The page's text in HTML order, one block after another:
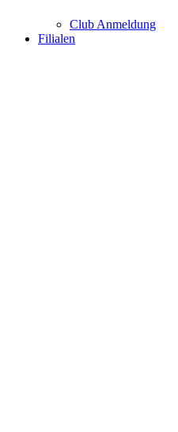
Club Anmeldung
Filialen